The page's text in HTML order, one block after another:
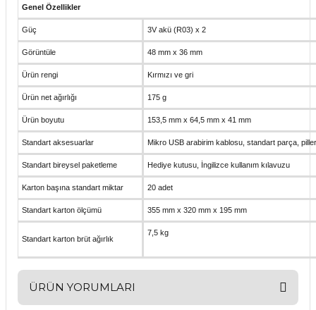
Genel Özellikler
Güç 3V akü (R03) x 2
Görüntüle 48 mm x 36 mm
Ürün rengi Kırmızı ve gri
Ürün net ağırlığı 175 g
Ürün boyutu 153,5 mm x 64,5 mm x 41 mm
Standart aksesuarlar Mikro USB arabirim kablosu, standart parça,
Standart bireysel paketleme Hediye kutusu, İngilizce kullanım kılavuzu
Karton başına standart miktar 20 adet
Standart karton ölçümü 355 mm x 320 mm x 195 mm
Standart karton brüt ağırlık
7,5 kg
ÜRÜN YORUMLARI